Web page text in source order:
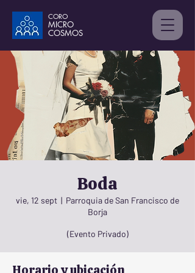
CORO
MICRO
COSMOS
Boda
vie, 12 sept
  |
Parroquia de San Francisco de
Borja
(Evento Privado)